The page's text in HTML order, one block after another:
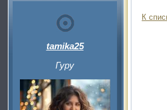
tamika25
Гуру
К